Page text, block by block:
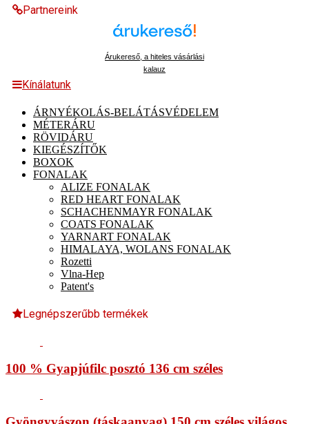
Partnereink
Árukereső, a hiteles vásárlási
kalauz
Kínálatunk
ÁRNYÉKOLÁS-BELÁTÁSVÉDELEM
MÉTERÁRU
RÖVIDÁRU
KIEGÉSZÍTŐK
BOXOK
FONALAK
ALIZE FONALAK
RED HEART FONALAK
SCHACHENMAYR FONALAK
COATS FONALAK
YARNART FONALAK
HIMALAYA, WOLANS FONALAK
Rozetti
Vlna-Hep
Patent's
Legnépszerűbb termékek
100 % Gyapjúfilc posztó 136 cm széles